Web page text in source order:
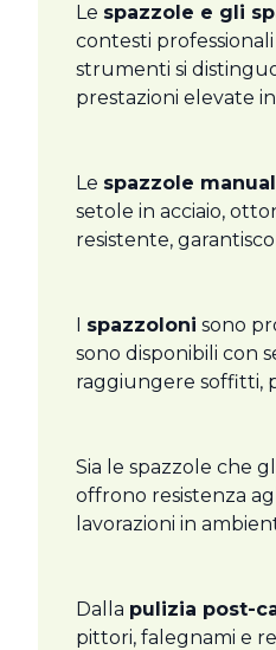
Le spazzole e gli
contesti
strumenti si
prestazioni elevate
Le spazzole
setole in acciaio,
resistente,
I spazzoloni sono
sono disponibili con
raggiungere soffitti,
Sia le spazzole che
offrono resistenza
lavorazioni in
Dalla pulizia post-
pittori, falegnami e